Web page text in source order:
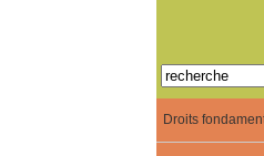
À
Droits